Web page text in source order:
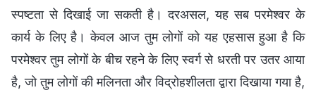
स्पष्टता से दिखाई जा सकती है। दरअसल, यह सब परमेश्वर के
कार्य के लिए है। केवल आज तुम लोगों को यह एहसास हुआ है कि
परमेश्वर तुम लोगों के बीच रहने के लिए स्वर्ग से धरती पर उतर आया
है, जो तुम लोगों की मलिनता और विद्रोहशीलता द्वारा दिखाया गया है,